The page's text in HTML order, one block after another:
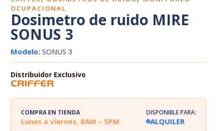
OCUPACIONAL
Dosimetro de ruido MIRE
SONUS 3
Modelo: SONUS 3
Distribuidor Exclusivo
COMPRA EN TIENDA
Lunes a viernes, 8AM – 5PM
DISPONIBLE PARA:
ALQUILER